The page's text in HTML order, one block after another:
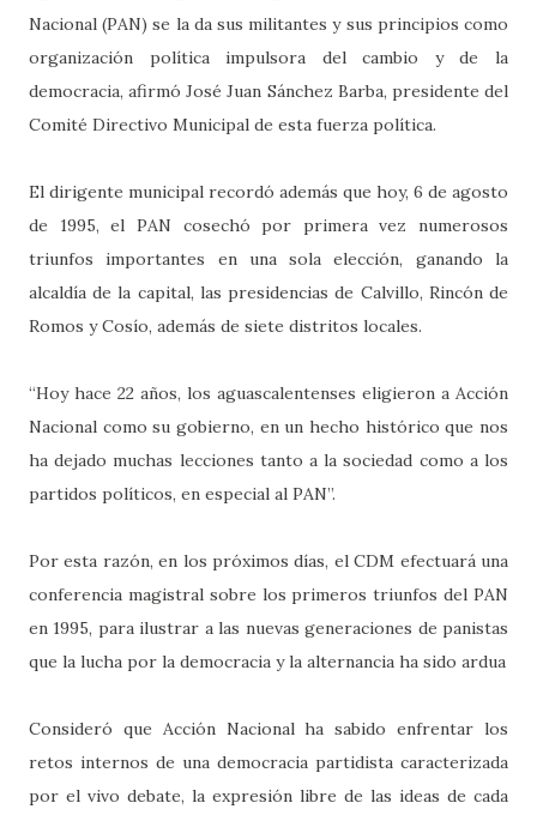
Nacional (PAN) se la da sus militantes y sus principios como
organización política impulsora del cambio y de la
democracia, afirmó José Juan Sánchez Barba, presidente del
Comité Directivo Municipal de esta fuerza política.
El dirigente municipal recordó además que hoy, 6 de agosto
de 1995, el PAN cosechó por primera vez numerosos
triunfos importantes en una sola elección, ganando la
alcaldía de la capital, las presidencias de Calvillo, Rincón de
Romos y Cosío, además de siete distritos locales.
“Hoy hace 22 años, los aguascalentenses eligieron a Acción
Nacional como su gobierno, en un hecho histórico que nos
ha dejado muchas lecciones tanto a la sociedad como a los
partidos políticos, en especial al PAN”.
Por esta razón, en los próximos días, el CDM efectuará una
conferencia magistral sobre los primeros triunfos del PAN
en 1995, para ilustrar a las nuevas generaciones de panistas
que la lucha por la democracia y la alternancia ha sido ardua
Consideró que Acción Nacional ha sabido enfrentar los
retos internos de una democracia partidista caracterizada
por el vivo debate, la expresión libre de las ideas de cada